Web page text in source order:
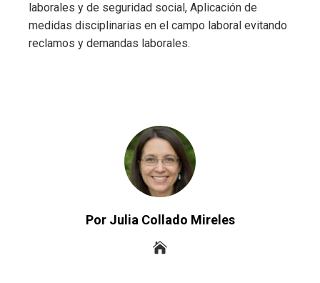
laborales y de seguridad social, Aplicación de
medidas disciplinarias en el campo laboral evitando
reclamos y demandas laborales.
Por Julia Collado Mireles